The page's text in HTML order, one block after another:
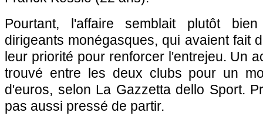
Pourtant, l'affaire semblait plutôt
dirigeants monégasques, qui avaient fait
leur priorité pour renforcer l'entrejeu. Un
trouvé entre les deux clubs pour un
d'euros, selon La Gazzetta dello Sport.
pas aussi pressé de partir.